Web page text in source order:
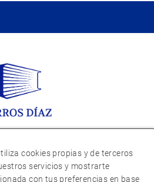
cookies propias y de terceros
servicios y mostrarte
con tus preferencias en base